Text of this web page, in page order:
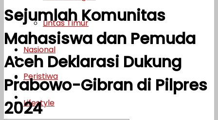
Lifestyle
Kesehatan
Opini
DPKA
Nanggroe TV
Lintas Timur
Nasional
Peristiwa
Lifestyle
Sejumlah Komunitas
Mahasiswa dan Pemuda
Aceh Deklarasi Dukung
Prabowo-Gibran di Pilpres
2024